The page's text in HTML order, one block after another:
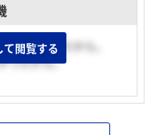
したかったから。
ったから。
閲覧する